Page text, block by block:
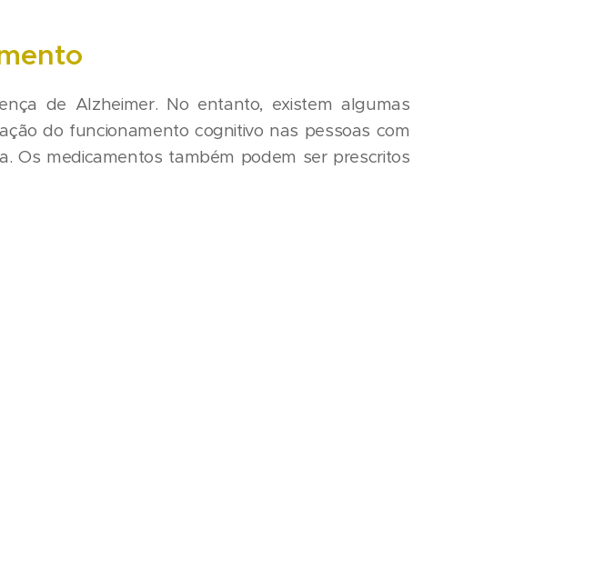
de Alzheimer. No entanto, existem algumas
do funcionamento cognitivo nas pessoas com
Os medicamentos também podem ser prescritos